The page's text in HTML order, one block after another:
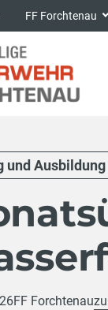
FF Forchtenau
und Ausbildung
FF Forchtenau